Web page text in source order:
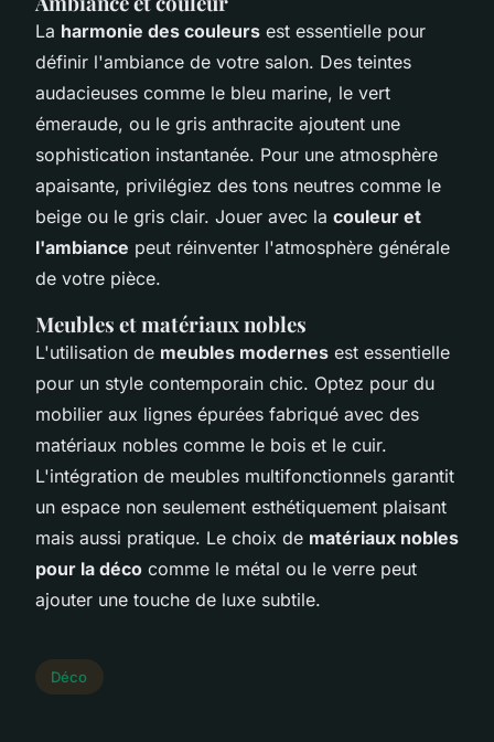
La harmonie des couleurs est essentielle pour
définir l'ambiance de votre salon. Des teintes
audacieuses comme le bleu marine, le vert
émeraude, ou le gris anthracite ajoutent une
sophistication instantanée. Pour une atmosphère
apaisante, privilégiez des tons neutres comme le
beige ou le gris clair. Jouer avec la couleur et
l'ambiance peut réinventer l'atmosphère générale
de votre pièce.
Meubles et matériaux nobles
L'utilisation de meubles modernes est essentielle
pour un style contemporain chic. Optez pour du
mobilier aux lignes épurées fabriqué avec des
matériaux nobles comme le bois et le cuir.
L'intégration de meubles multifonctionnels garantit
un espace non seulement esthétiquement plaisant
mais aussi pratique. Le choix de matériaux nobles
pour la déco comme le métal ou le verre peut
ajouter une touche de luxe subtile.
Déco